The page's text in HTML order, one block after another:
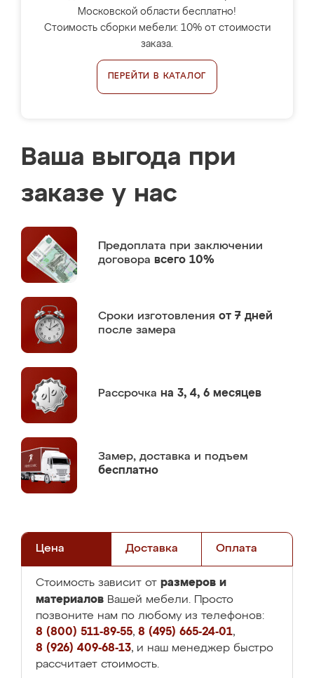
Московской области бесплатно!
Стоимость сборки мебели: 10% от стоимости
заказа.
ПЕРЕЙТИ В КАТАЛОГ
Ваша выгода при
заказе у нас
Предоплата при заключении
договора всего 10%
Сроки изготовления от 7 дней
после замера
Рассрочка на 3, 4, 6 месяцев
Замер, доставка и подъем
бесплатно
Цена Доставка Оплата
Стоимость зависит от размеров и
материалов Вашей мебели. Просто
позвоните нам по любому из телефонов:
8 (800) 511-89-55, 8 (495) 665-24-01,
8 (926) 409-68-13, и наш менеджер быстро
рассчитает стоимость.